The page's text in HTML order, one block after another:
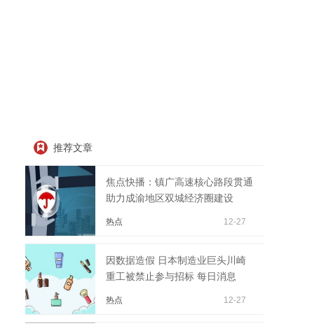
推荐文章
焦点快播：镇广高速核心路段贯通
助力成渝地区双城经济圈建设
热点 12-27
因数据造假 日本制造业巨头川崎
重工被禁止参与招标 每日消息
热点 12-27